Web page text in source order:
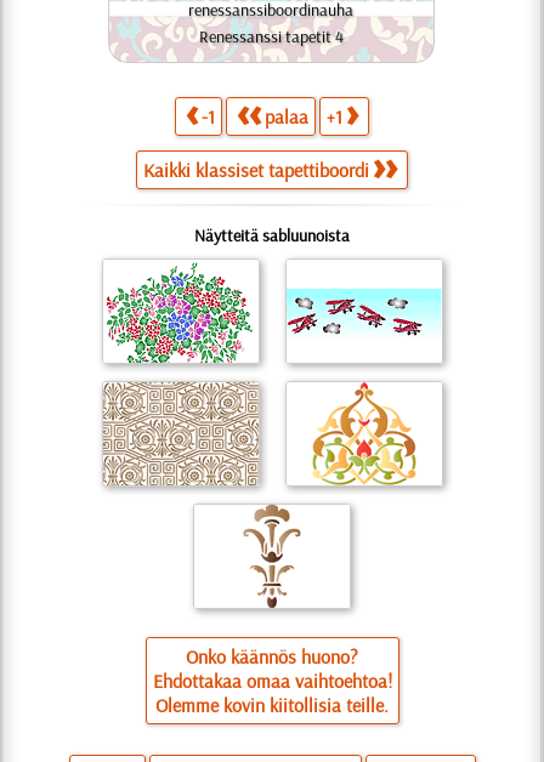
renessanssiboordinauha
Renessanssi tapetit 4
-1 palaa +1
Kaikki klassiset tapettiboordi
Näytteitä sabluunoista
Onko käännös huono?
Ehdottakaa omaa vaihtoehtoa!
Olemme kovin kiitollisia teille.